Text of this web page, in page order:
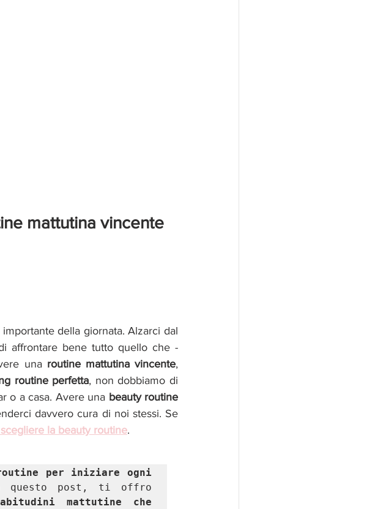
mattutina vincente
della giornata. Alzarci dal
affrontare bene tutto quello che -
una routine mattutina vincente,
routine perfetta, non dobbiamo di
o a casa. Avere una beauty routine
davvero cura di noi stessi. Se
la beauty routine.
per iniziare ogni
post, ti offro
mattutine che